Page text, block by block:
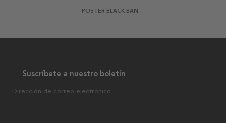
POSTER BLACK BANANA
Suscríbete a nuestro boletín
Dirección de correo electrónico